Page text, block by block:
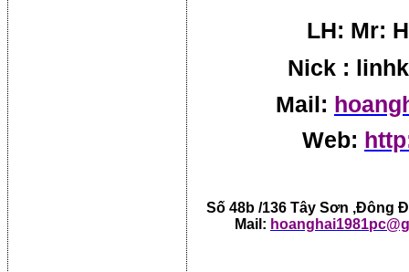
LH: Mr:
Nick :
Mail:
Web:
Số 48b /136 Tây Sơn ,Đông
Mail: